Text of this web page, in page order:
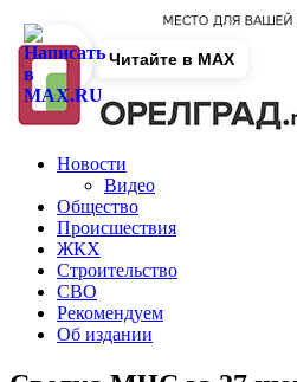
Новости
Видео
Общество
Происшествия
ЖКХ
Строительство
СВО
Рекомендуем
Об издании
Читайте в MAX